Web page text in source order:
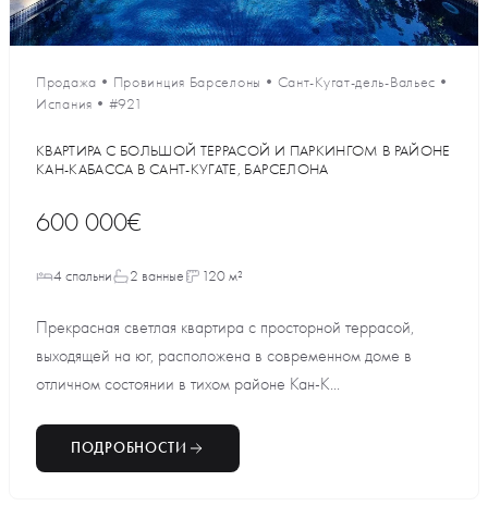
Продажа • Провинция Барселоны • Сант-Кугат-дель-Вальес •
Испания • #921
КВАРТИРА С БОЛЬШОЙ ТЕРРАСОЙ И ПАРКИНГОМ В РАЙОНЕ
КАН-КАБАССА В САНТ-КУГАТЕ, БАРСЕЛОНА
600 000€
4 спальни 2 ванные 120 м²
Прекрасная светлая квартира с просторной террасой,
выходящей на юг, расположена в современном доме в
отличном состоянии в тихом районе Кан-К...
ПОДРОБНОСТИ